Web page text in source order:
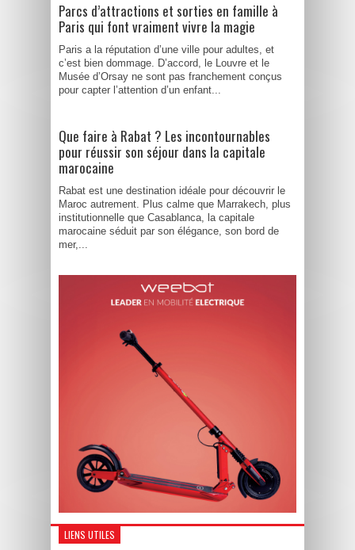
Parcs d’attractions et sorties en famille à
Paris qui font vraiment vivre la magie
Paris a la réputation d’une ville pour adultes, et
c’est bien dommage. D’accord, le Louvre et le
Musée d’Orsay ne sont pas franchement conçus
pour capter l’attention d’un enfant...
Que faire à Rabat ? Les incontournables
pour réussir son séjour dans la capitale
marocaine
Rabat est une destination idéale pour découvrir le
Maroc autrement. Plus calme que Marrakech, plus
institutionnelle que Casablanca, la capitale
marocaine séduit par son élégance, son bord de
mer,...
LIENS UTILES